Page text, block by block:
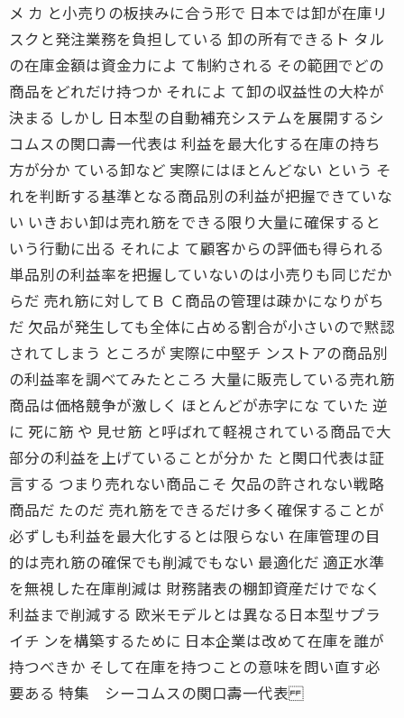
メ カ と小売りの板挟みに合う形で 日本では卸が在庫リ
スクと発注業務を負担している 卸の所有できるト タル
の在庫金額は資金力によ て制約される その範囲でどの
商品をどれだけ持つか それによ て卸の収益性の大枠が
決まる しかし 日本型の自動補充システムを展開するシ
コムスの関口壽一代表は 利益を最大化する在庫の持ち
方が分か ている卸など 実際にはほとんどない という そ
れを判断する基準となる商品別の利益が把握できていな
い いきおい卸は売れ筋をできる限り大量に確保すると
いう行動に出る それによ て顧客からの評価も得られる
単品別の利益率を把握していないのは小売りも同じだか
らだ 売れ筋に対してＢ Ｃ商品の管理は疎かになりがち
だ 欠品が発生しても全体に占める割合が小さいので黙認
されてしまう ところが 実際に中堅チ ンストアの商品別
の利益率を調べてみたところ 大量に販売している売れ筋
商品は価格競争が激しく ほとんどが赤字にな ていた 逆
に 死に筋 や 見せ筋 と呼ばれて軽視されている商品で大
部分の利益を上げていることが分か た と関口代表は証
言する つまり売れない商品こそ 欠品の許されない戦略
商品だ たのだ 売れ筋をできるだけ多く確保することが
必ずしも利益を最大化するとは限らない 在庫管理の目
的は売れ筋の確保でも削減でもない 最適化だ 適正水準
を無視した在庫削減は 財務諸表の棚卸資産だけでなく
利益まで削減する 欧米モデルとは異なる日本型サプラ
イチ ンを構築するために 日本企業は改めて在庫を誰が
持つべきか そして在庫を持つことの意味を問い直す必
要ある 特集 シーコムスの関口壽一代表